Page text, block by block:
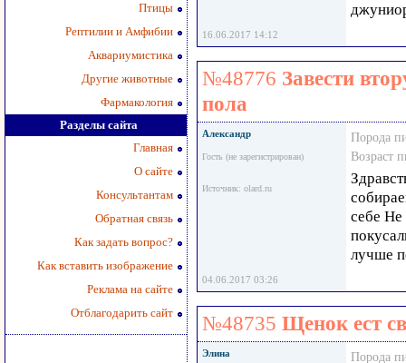
Птицы
Рептилии и Амфибии
Аквариумистика
Другие животные
Фармакология
Разделы сайта
Главная
О сайте
Консультантам
Обратная связь
Как задать вопрос?
Как вставить изображение
Реклама на сайте
Отблагодарить сайт
16.06.2017 14:12
№48776 Завести
пола
Александр
Гость (не зарегистрирован)
Источник: olard.ru
Порода
Возраст
себе Не
лучше
04.06.2017 03:26
№48735 Щенок ест
Элина
Порода